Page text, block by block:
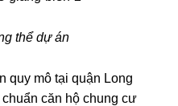
thể dự án
quy mô tại quận Long
căn hộ chung cư